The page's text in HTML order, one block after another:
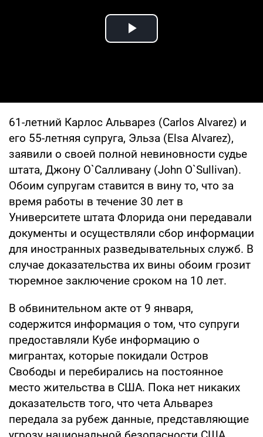
Play Video
61-летний Карлос Альварез (Carlos Alvarez) и
его 55-летняя супруга, Эльза (Elsa Alvarez),
заявили о своей полной невиновности судье
штата, Джону О`Салливану (John O`Sullivan).
Обоим супругам ставится в вину то, что за
время работы в течение 30 лет в
Университете штата Флорида они передавали
документы и осуществляли сбор информации
для иностранных разведывательных служб. В
случае доказательства их вины обоим грозит
тюремное заключение сроком на 10 лет.
В обвинительном акте от 9 января,
содержится информация о том, что супруги
предоставляли Кубе информацию о
мигрантах, которые покидали Остров
Свободы и перебирались на постоянное
место жительства в США. Пока нет никаких
доказательств того, что чета Альварез
передала за рубеж данные, представляющие